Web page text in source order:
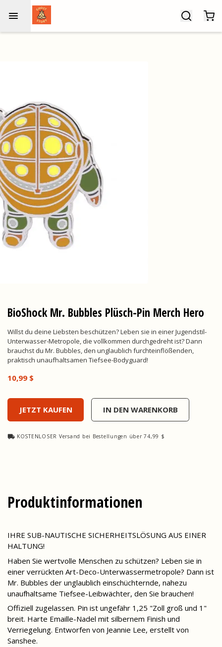
BioShock Mr. Bubbles Plüsch-Pin Merch Hero
Willst du deine Liebsten beschützen? Leben sie in einer Jugendstil-
Unterwasser-Metropole, die vollkommen durchgedreht ist? Dann
brauchst du Mr. Bubbles, den unglaublich furchteinflößenden,
praktisch unaufhaltsamen Tiefsee-Bodyguard!
10,99 $
JETZT KAUFEN IN DEN WARENKORB
BioShock Mr. Bubbles Plush Pin, , 10,99 $
KOSTENLOSER Versand bei Bestellungen über 74,99 $
Produktinformationen
IHRE SUB-NAUTISCHE SICHERHEITSLÖSUNG AUS EINER
HALTUNG!
Haben Sie wertvolle Menschen zu schützen? Leben sie in
einer verrückten Art-Deco-Unterwassermetropole? Dann ist
Mr. Bubbles der unglaublich einschüchternde, nahezu
unaufhaltsame Tiefsee-Leibwächter, den Sie brauchen!
Offiziell zugelassen. Pin ist ungefähr 1,25 "Zoll groß und 1"
breit. Harte Emaille-Nadel mit silbernem Finish und
Verriegelung. Entworfen von Jeannie Lee, erstellt von
Sanshee.